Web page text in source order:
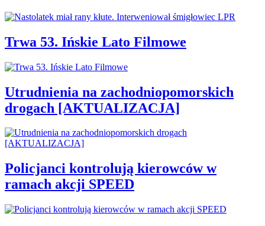
Trwa 53. Ińskie Lato Filmowe
Utrudnienia na zachodniopomorskich
drogach [AKTUALIZACJA]
Policjanci kontrolują kierowców w
ramach akcji SPEED